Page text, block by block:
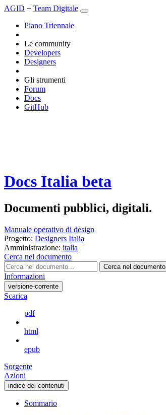
AGID + Team Digitale
Piano Triennale
Le community
Developers
Designers
Gli strumenti
Forum
Docs
GitHub
Docs Italia beta
Documenti pubblici, digitali.
Manuale operativo di design
Progetto: Designers Italia
Amministrazione: italia
Cerca nel documento
Cerca nel documento
Informazioni
versione-corrente
Scarica
pdf
html
epub
Sorgente
Azioni
indice dei contenuti
Sommario